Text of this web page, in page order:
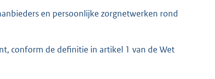
en persoonlijke zorgnetwerken rond
conform de definitie in artikel 1 van de Wet